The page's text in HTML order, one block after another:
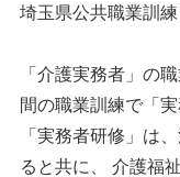
埼玉県公共職業訓
「介護実務者」の
間の職業訓練で「
「実務者研修」は
ると共に、 介護福